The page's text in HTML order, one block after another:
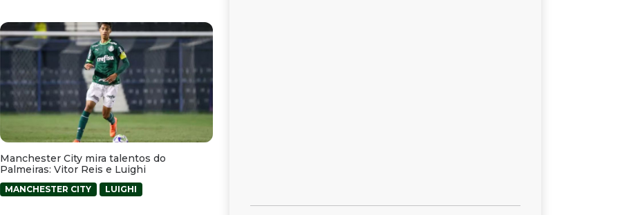
Manchester City mira talentos do
Palmeiras: Vitor Reis e Luighi
MANCHESTER CITY LUIGHI